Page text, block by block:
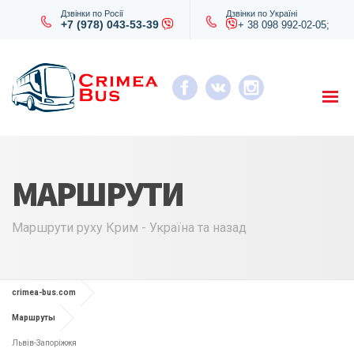
Дзвінки по Росії
+7 (978) 043-53-39
Дзвінки по Україні
+ 38 098 992-02-05;
МАРШРУТИ
Маршрути руху Крим - Україна та назад
crimea-bus.com
Маршруты
Львів-Запоріжжя